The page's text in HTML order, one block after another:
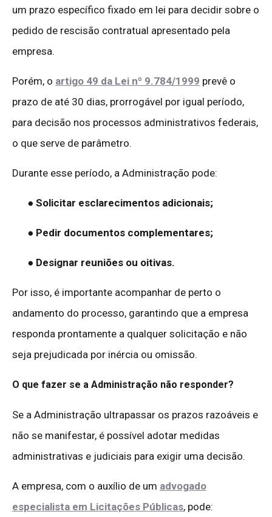
um prazo específico fixado em lei para decidir sobre o
pedido de rescisão contratual apresentado pela
empresa.
Porém, o artigo 49 da Lei nº 9.784/1999 prevê o
prazo de até 30 dias, prorrogável por igual período,
para decisão nos processos administrativos federais,
o que serve de parâmetro.
Durante esse período, a Administração pode:
● Solicitar esclarecimentos adicionais;
● Pedir documentos complementares;
● Designar reuniões ou oitivas.
Por isso, é importante acompanhar de perto o
andamento do processo, garantindo que a empresa
responda prontamente a qualquer solicitação e não
seja prejudicada por inércia ou omissão.
O que fazer se a Administração não responder?
Se a Administração ultrapassar os prazos razoáveis e
não se manifestar, é possível adotar medidas
administrativas e judiciais para exigir uma decisão.
A empresa, com o auxílio de um advogado
especialista em Licitações Públicas, pode: